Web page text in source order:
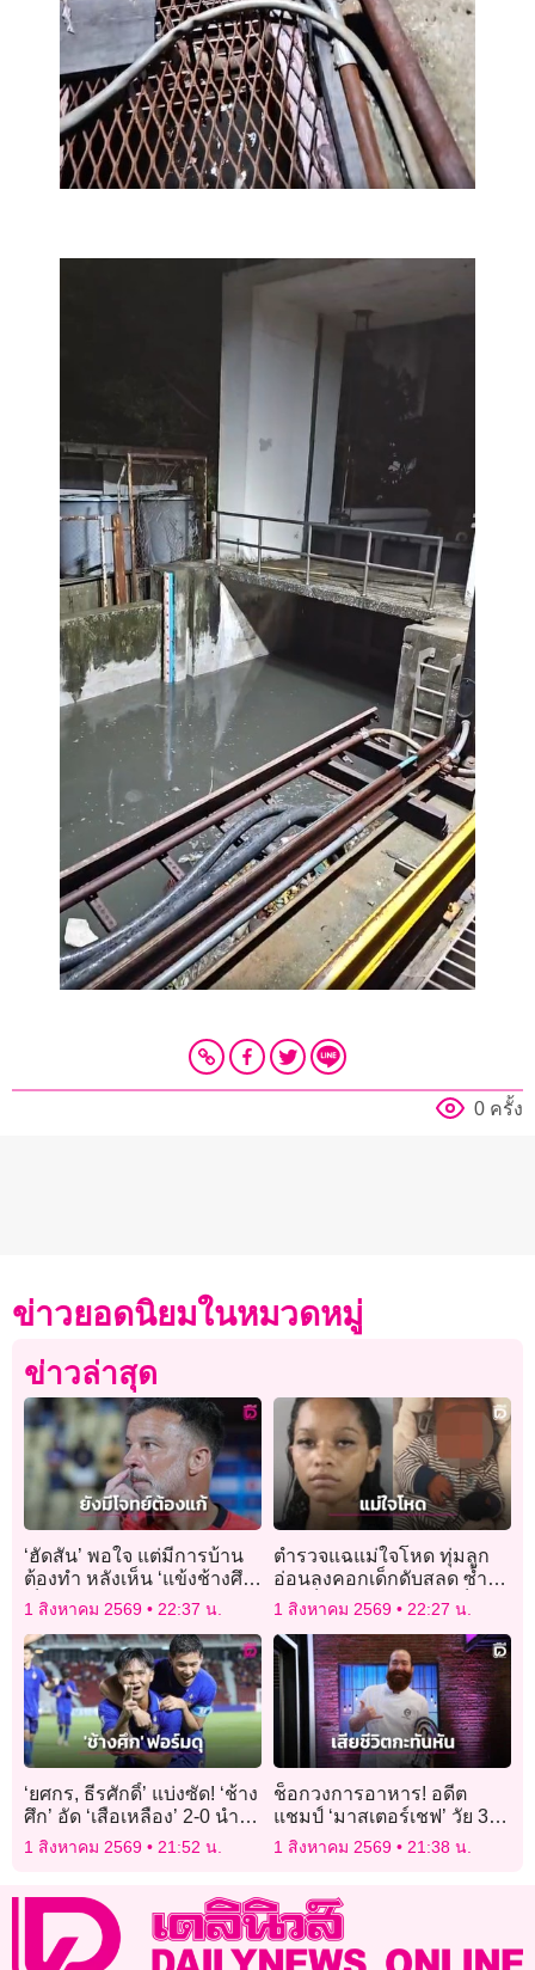
0 ครั้ง
ข่าวยอดนิยมในหมวดหมู่
ข่าวล่าสุด
‘ฮัดสัน’ พอใจ แต่มีการบ้าน
ต้องทำ หลังเห็น ‘แข้งช้างศึก’
เป็นตะคริว
1 สิงหาคม 2569 22:37 น.
ตำรวจแฉแม่ใจโหด ทุ่มลูก
อ่อนลงคอกเด็กดับสลด ซ้ำ
เปิดเว็บโป๊ดูเพลินขณะเด็ก
1 สิงหาคม 2569 22:27 น.
‘ยศกร, ธีรศักดิ์’ แบ่งซัด! ‘ช้าง
ศึก’ อัด ‘เสือเหลือง’ 2-0 นำจ่า
ฝูง ยังไม่เสียประตู
1 สิงหาคม 2569 21:52 น.
ช็อกวงการอาหาร! อดีต
แชมป์ ‘มาสเตอร์เชฟ’ วัย 37
ปี เสียชีวิตกะทันหันในบ้าน
1 สิงหาคม 2569 21:38 น.